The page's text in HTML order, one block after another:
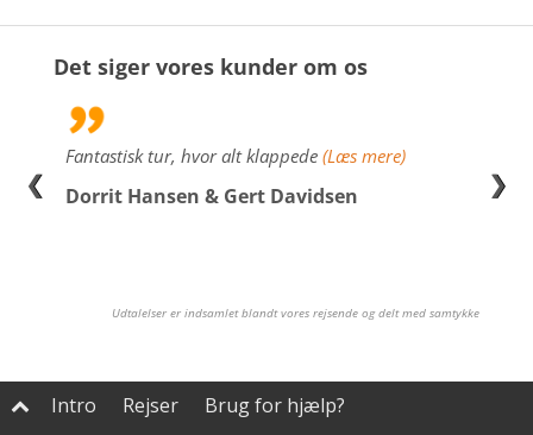
Det siger vores kunder om os
Fantastisk tur, hvor alt klappede (Læs mere)
Dorrit Hansen & Gert Davidsen
❮ ❯
Udtalelser er indsamlet blandt vores rejsende og delt med samtykke
 Intro Rejser Brug for hjælp?